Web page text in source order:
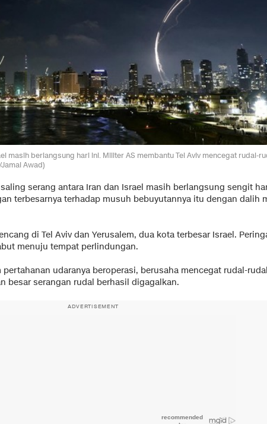
masih berlangsung hari ini. Militer AS membantu Tel Aviv mencegat rudal-
Awad)
serang antara Iran dan Israel masih berlangsung sengit
terbesarnya terhadap musuh bebuyutannya itu dengan dalih
di Tel Aviv dan Yerusalem, dua kota terbesar Israel.
menuju tempat perlindungan.
udaranya beroperasi, berusaha mencegat rudal-
besar serangan rudal berhasil digagalkan.
ADVERTISEMENT